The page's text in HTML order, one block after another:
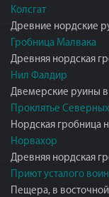
Колсгат
Древние нордские
Гробница Малвака
Древняя нордская
Нил Фалдир
Двемерские руины в
Проклятье
Нордская гробница
Норвахор
Древняя нордская
Приют усталого
Пещера, в